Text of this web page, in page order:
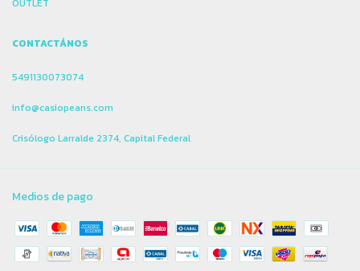
CONTACTÁNOS
5491130073074
info@casiopeans.com
Crisólogo Larralde 2374, Capital Federal
Medios de pago